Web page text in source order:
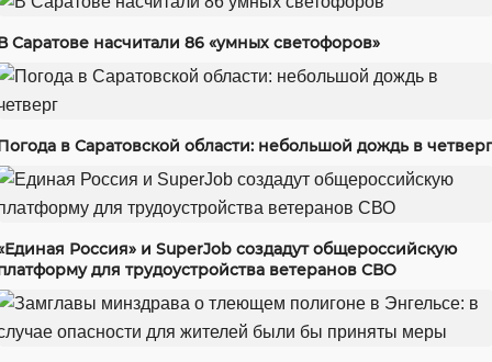
Саратове насчитали 86 «умных светофоров»
в Саратовской области: небольшой дождь в четверг
Россия» и SuperJob создадут общероссийскую
для трудоустройства ветеранов СВО